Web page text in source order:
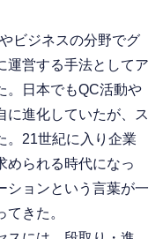
ビジネスの分野でグ
運営する手法としてア
。日本でもQC活動や
に進化していたが、ス
。21世紀に入り企業
められる時代になっ
ションという言葉が一
きた。